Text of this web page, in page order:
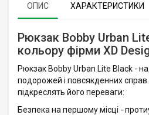
ОПИС ХАРАКТЕРИСТИКИ
Рюкзак Bobby Urban
кольору фірми XD
Рюкзак Bobby Urban Lite Black -
подорожей і повсякденних справ.
підкреслять його переваги:
Безпека на першому місці -